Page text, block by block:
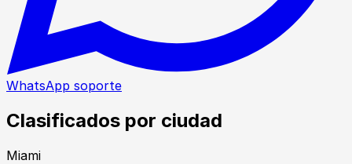
WhatsApp soporte
Clasificados por ciudad
Miami